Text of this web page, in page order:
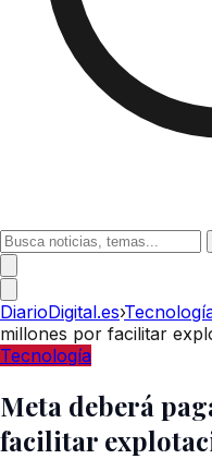
DiarioDigital.es›
millones por facilitar
Tecnología
Meta deberá
facilitar